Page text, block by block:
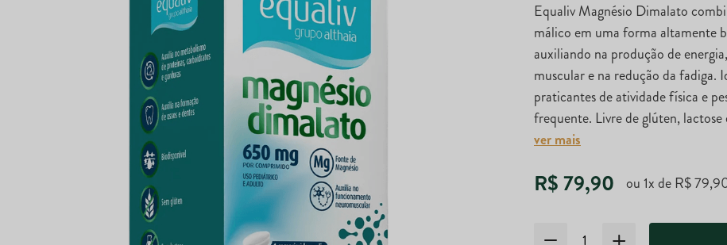
Equaliv Magnésio Dimalato
málico em uma forma altamente
auxiliando na produção de
muscular e na redução da fadiga.
praticantes de atividade física e
frequente. Livre de glúten,
ver mais
R$79,90 ou1x deR$79,